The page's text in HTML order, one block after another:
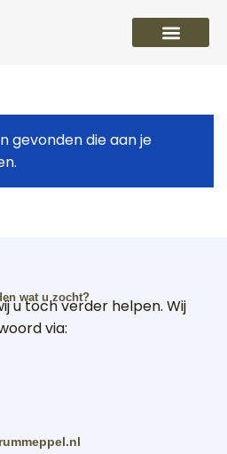
gevonden die aan je
wat u zocht?
u toch verder helpen. Wij
via: